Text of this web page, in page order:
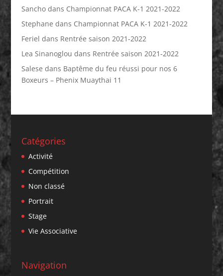
Sanchodans Championnat PACA K-1 2021-2022
Stephane dans Championnat PACA K-1 2021-2022
Feriel dans Rentrée saison 2021-2022
Lea Sinanoglou dans Rentrée saison 2021-2022
Salese dans Baptême du feu réussi pour nos 6
Boxeurs – Phenix Muaythai 11
Catégories
Activité
Compétition
Non classé
Portrait
Stage
Vie Associative
Navigation